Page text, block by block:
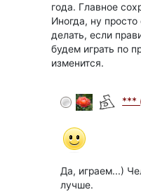
года. Главное
Иногда, ну
делать, если
будем играть по
изменится.
***
Да, играем...)
лучше.